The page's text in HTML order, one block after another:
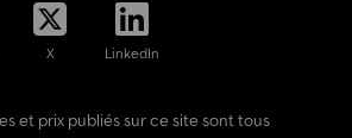
X LinkedIn
et prix publiés sur ce site sont tous